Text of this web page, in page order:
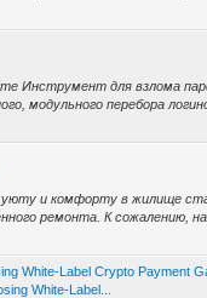
Инструмент для взлома
модульного перебора
уюту и комфорту в жилище
ремонта. К сожалению,
White-Label Crypto Payment
White-Label...